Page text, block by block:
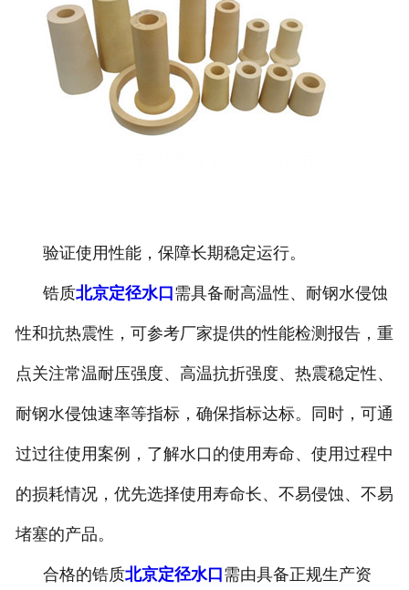
验证使用性能，保障长期稳定运行。
锆质北京定径水口 需具备耐高温性、耐钢水侵蚀
性和抗热震性，可参考厂家提供的性能检测报告，重
点关注常温耐压强度、高温抗折强度、热震稳定性、
耐钢水侵蚀速率等指标，确保指标达标。同时，可通
过过往使用案例，了解水口的使用寿命、使用过程中
的损耗情况，优先选择使用寿命长、不易侵蚀、不易
堵塞的产品。
合格的锆质北京定径水口 需由具备正规生产资